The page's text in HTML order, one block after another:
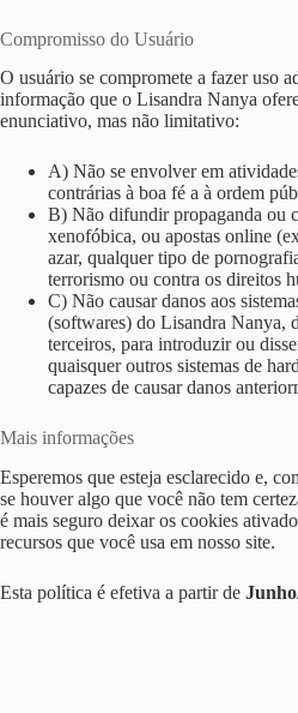
Compromisso do Usuário
O usuário se compromete a fazer uso
informação que o Lisandra Nanya
enunciativo, mas não limitativo:
A) Não se envolver em
contrárias à boa fé a à ordem
B) Não difundir propaganda ou
xenofóbica, ou apostas online
azar, qualquer tipo de
terrorismo ou contra os direitos
C) Não causar danos aos
(softwares) do Lisandra Nanya,
terceiros, para introduzir ou
quaisquer outros sistemas de
capazes de causar danos
Mais informações
Esperemos que esteja esclarecido e,
se houver algo que você não tem
é mais seguro deixar os cookies
recursos que você usa em nosso site.
Esta política é efetiva a partir de Junho